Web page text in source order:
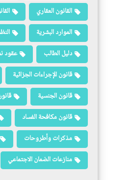
القانون العقاري
الموارد البشرية
دليل الطالب
عقود
قانون الإجراءات الجزائية
قانون الجنسية
قانون مكافحة الفساد
مذكرات وأطروحات
منازعات الضمان الاجتماعي